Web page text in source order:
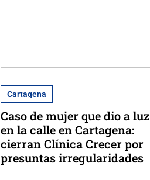
Cartagena
Caso de mujer que dio a luz
en la calle en Cartagena:
cierran Clínica Crecer por
presuntas irregularidades